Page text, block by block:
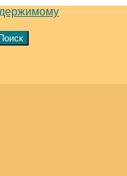
Поиск